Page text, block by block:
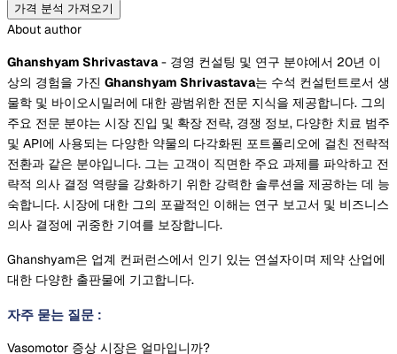
가격 분석 가져오기
About author
Ghanshyam Shrivastava- 경영 컨설팅 및 연구 분야에서 20년 이
상의 경험을 가진 Ghanshyam Shrivastava는 수석 컨설턴트로서 생
물학 및 바이오시밀러에 대한 광범위한 전문 지식을 제공합니다. 그의
주요 전문 분야는 시장 진입 및 확장 전략, 경쟁 정보, 다양한 치료 범주
및 API에 사용되는 다양한 약물의 다각화된 포트폴리오에 걸친 전략적
전환과 같은 분야입니다. 그는 고객이 직면한 주요 과제를 파악하고 전
략적 의사 결정 역량을 강화하기 위한 강력한 솔루션을 제공하는 데 능
숙합니다. 시장에 대한 그의 포괄적인 이해는 연구 보고서 및 비즈니스
의사 결정에 귀중한 기여를 보장합니다.
Ghanshyam은 업계 컨퍼런스에서 인기 있는 연설자이며 제약 산업에
대한 다양한 출판물에 기고합니다.
자주 묻는 질문 :
Vasomotor 증상 시장은 얼마입니까?